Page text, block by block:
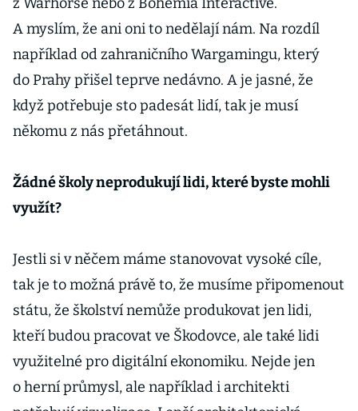
A myslím, že ani oni to nedělají nám. Na rozdíl
například od zahraničního Wargamingu, který
do Prahy přišel teprve nedávno. A je jasné, že
když potřebuje sto padesát lidí, tak je musí
někomu z nás přetáhnout.
Žádné školy neprodukují lidi, které byste mohli
využít?
Jestli si v něčem máme stanovovat vysoké cíle,
tak je to možná právě to, že musíme připomenout
státu, že školství nemůže produkovat jen lidi,
kteří budou pracovat ve Škodovce, ale také lidi
využitelné pro digitální ekonomiku. Nejde jen
o herní průmysl, ale například i architekti